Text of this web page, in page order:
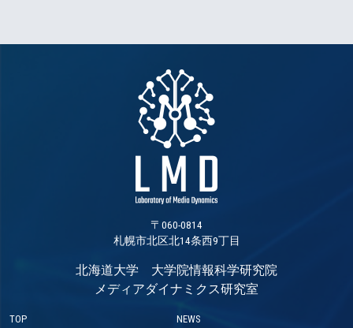
〒060-0814
札幌市北区北14条西9丁目
北海道大学 大学院情報科学研究院
メディアダイナミクス研究室
TOP NEWS